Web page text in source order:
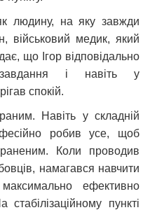
людину, на яку завжди
військовий медик, який
що Ігор відповідально
і навіть у
спокій.
Навіть у складній
робив усе, щоб
Коли проводив
намагався навчити
ефективно
пункті